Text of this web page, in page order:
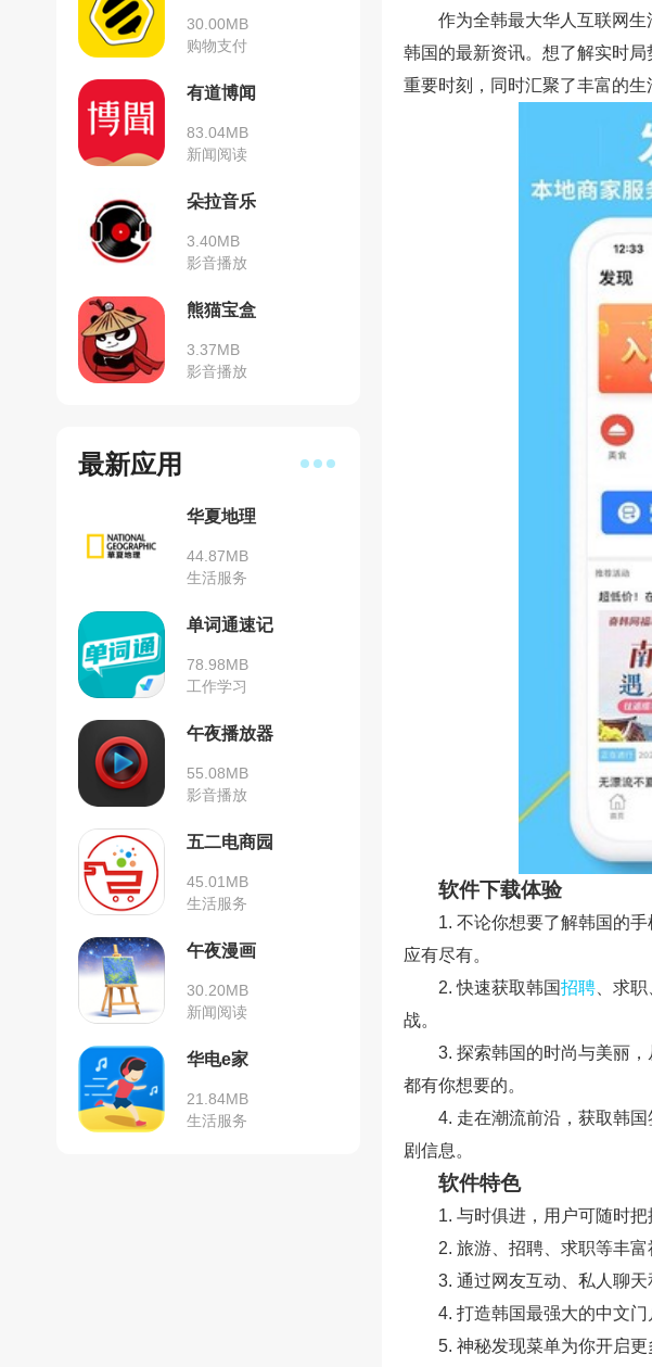
30.00MB
购物支付
有道博闻
83.04MB
新闻阅读
朵拉音乐
3.40MB
影音播放
熊猫宝盒
3.37MB
影音播放
最新应用
华夏地理
44.87MB
生活服务
单词通速记
78.98MB
工作学习
午夜播放器
55.08MB
影音播放
五二电商园
45.01MB
生活服务
午夜漫画
30.20MB
新闻阅读
华电e家
21.84MB
生活服务
作为全韩最大华人互联网
韩国的最新资讯。想了解实时
重要时刻，同时汇聚了丰富的生
软件下载体验
1. 不论你想要了解韩国的
应有尽有。
2. 快速获取韩国招聘 、求
战。
3. 探索韩国的时尚与美丽
都有你想要的。
4. 走在潮流前沿，获取韩
剧信息。
软件特色
1. 与时俱进，用户可随时
2. 旅游、招聘、求职等丰
3. 通过网友互动、私人聊
4. 打造韩国最强大的中文门
5. 神秘发现菜单为你开启